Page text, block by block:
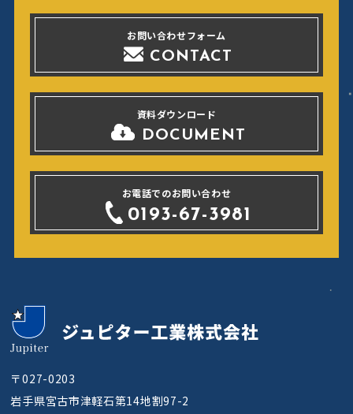
お問い合わせフォーム
CONTACT
資料ダウンロード
DOCUMENT
お電話でのお問い合わせ
0193-67-3981
〒027-0203
岩手県宮古市津軽石第14地割97-2